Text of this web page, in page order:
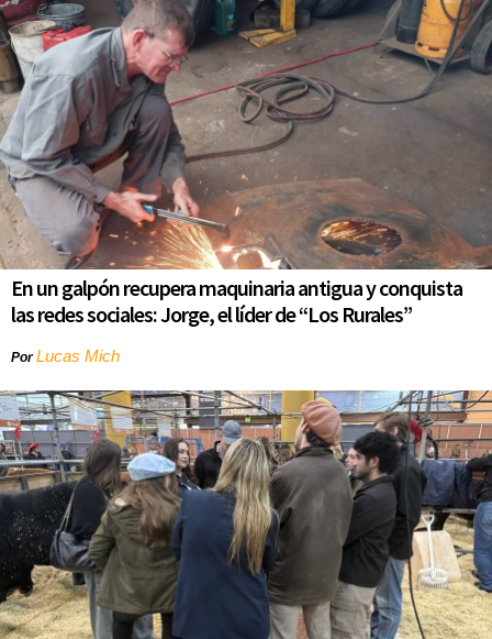
En un galpón recupera maquinaria antigua y conquista
las redes sociales: Jorge, el líder de “Los Rurales”
PorLucas Mich